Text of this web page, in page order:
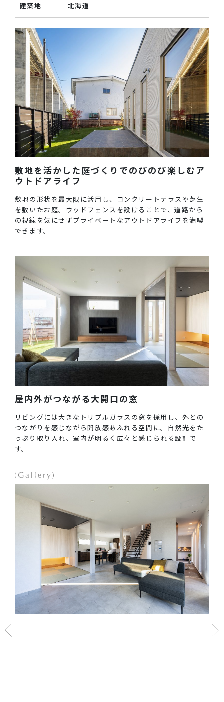
建築地 北海道
敷地を活かした庭づくりでのびのび楽しむア
ウトドアライフ
敷地の形状を最大限に活用し、コンクリートテラスや芝生
を敷いたお庭。ウッドフェンスを設けることで、道路から
の視線を気にせずプライベートなアウトドアライフを満喫
できます。
屋内外がつながる大開口の窓
リビングには大きなトリプルガラスの窓を採用し、外との
つながりを感じながら開放感あふれる空間に。自然光をた
っぷり取り入れ、室内が明るく広々と感じられる設計で
す。